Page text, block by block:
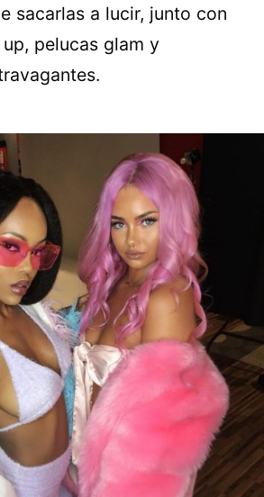
sacarlas a lucir, junto con
pelucas glam y